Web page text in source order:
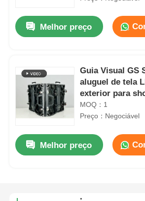
Para casa
Vídeos
Melhor preço
Guia Visual GS
aluguel de tela
exterior para
MOQ：1
Preço：Negociável
Melhor preço